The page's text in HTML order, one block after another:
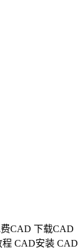
CAD 下载CAD
程 CAD安装 CAD